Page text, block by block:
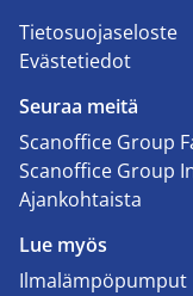
Tietosuojaseloste
Evästetiedot
Seuraa meitä
Scanoffice Group
Scanoffice Group
Ajankohtaista
Lue myös
Ilmalämpöpumput